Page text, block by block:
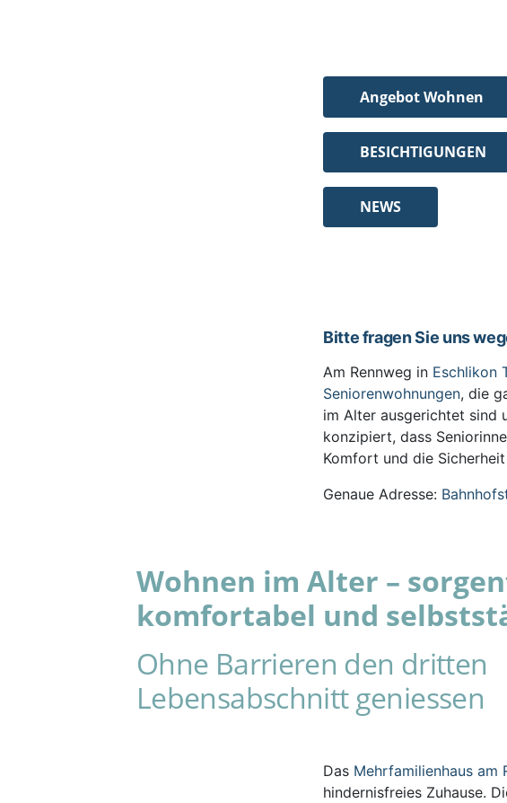
Angebot Wohnen
BESICHTIGUNGEN
NEWS
Bitte fragen Sie uns
Am Rennweg in Eschlikon
Seniorenwohnungen, die
im Alter ausgerichtet sind
konzipiert, dass
Komfort und die
Genaue Adresse:
Wohnen im Alter –
komfortabel und
Ohne Barrieren den dritten
Lebensabschnitt geniessen
Das Mehrfamilienhaus am
hindernisfreies Zuhause.